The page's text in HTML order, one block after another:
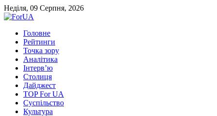
Неділя, 09 Серпня, 2026
Головне
Рейтинги
Точка зору
Аналітика
Інтерв’ю
Столиця
Дайджест
TOP For UA
Суспiльство
Культура